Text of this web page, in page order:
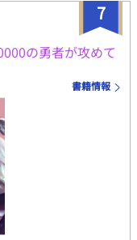
7
の勇者が攻めて
書籍情報